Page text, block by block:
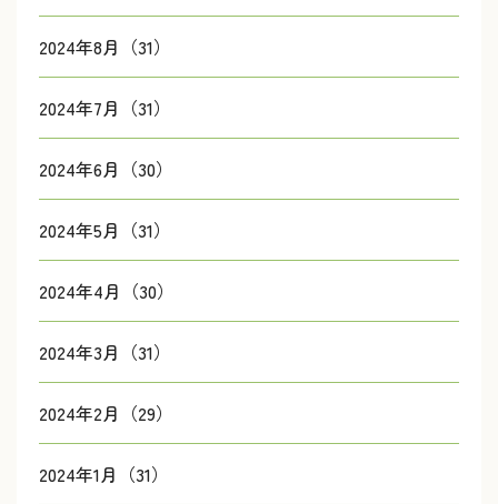
2024年8月（31）
2024年7月（31）
2024年6月（30）
2024年5月（31）
2024年4月（30）
2024年3月（31）
2024年2月（29）
2024年1月（31）